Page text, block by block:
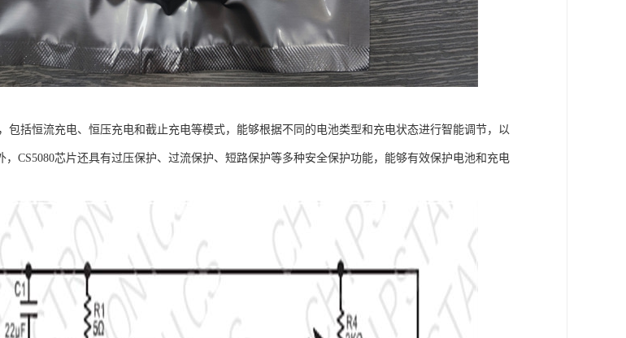
包括恒流充电、恒压充电和截止充电等模式，能够根据不同的电池类型和充电状态进行智能调节，以
CS5080芯片还具有过压保护、过流保护、短路保护等多种安全保护功能，能够有效保护电池和充电